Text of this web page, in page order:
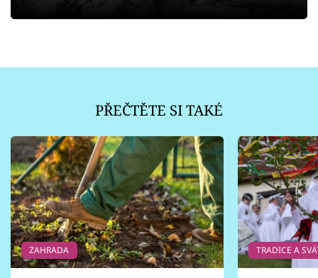
PŘEČTĚTE SI TAKÉ
ZAHRADA TRADICE A